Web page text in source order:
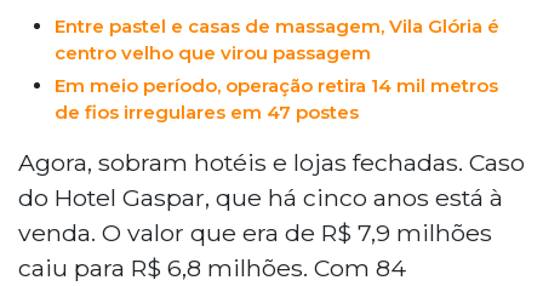
programas habitacionais para atrair
moradores e empresas, revertendo o
atual cenário de degradação.
Entre pastel e casas de massagem, Vila Glória é
centro velho que virou passagem
Em meio período, operação retira 14 mil metros
de fios irregulares em 47 postes
Agora, sobram hotéis e lojas fechadas. Caso
do Hotel Gaspar, que há cinco anos está à
venda. O valor que era de R$ 7,9 milhões
caiu para R$ 6,8 milhões. Com 84